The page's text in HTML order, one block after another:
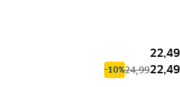
22,49
-10%24,9922,49